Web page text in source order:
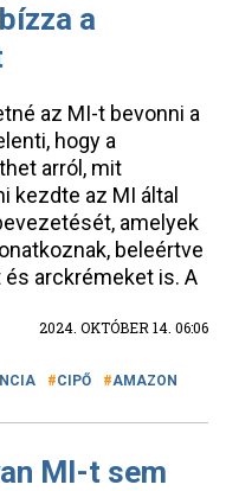
a
az MI-t bevonni a
hogy a
arról, mit
kezdte az MI által
amelyek
beleértve
arckrémeket is. A
2024. OKTÓBER 14. 06:06
CIPŐ AMAZON
MI-t sem